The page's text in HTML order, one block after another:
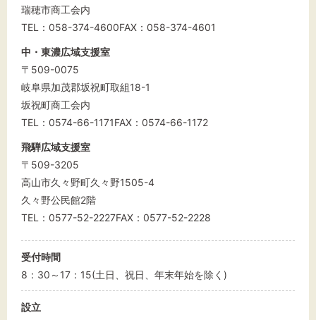
瑞穂市商工会内
TEL：058-374-4600FAX：058-374-4601
中・東濃広域支援室
〒509-0075
岐阜県加茂郡坂祝町取組18-1
坂祝町商工会内
TEL：0574-66-1171FAX：0574-66-1172
飛騨広域支援室
〒509-3205
高山市久々野町久々野1505-4
久々野公民館2階
TEL：0577-52-2227FAX：0577-52-2228
受付時間
8：30～17：15(土日、祝日、年末年始を除く)
設立